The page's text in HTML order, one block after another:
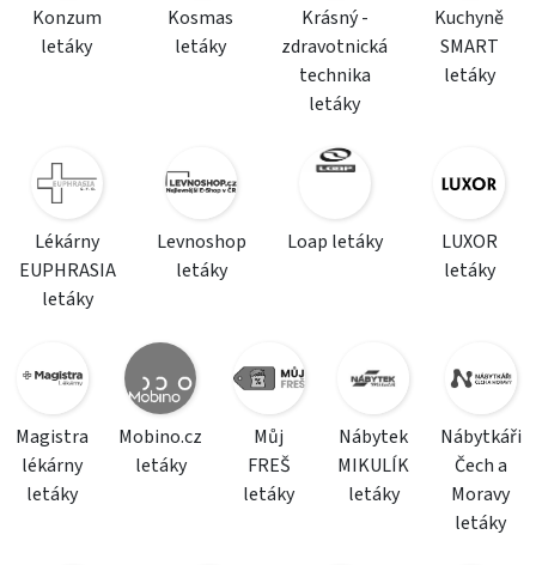
Konzum
letáky
Kosmas
letáky
Krásný -
zdravotnická
technika
letáky
Kuchyně
SMART
letáky
Lékárny
EUPHRASIA
letáky
Levnoshop
letáky
Loap letáky
LUXOR
letáky
Magistra
lékárny
letáky
Mobino.cz
letáky
Můj
FREŠ
letáky
Nábytek
MIKULÍK
letáky
Nábytkáři
Čech a
Moravy
letáky